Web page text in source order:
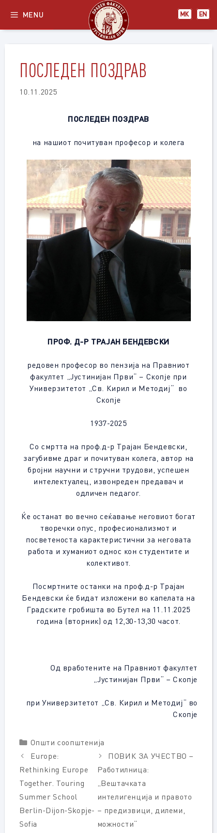
content
МК EN
MENU
ПОСЛЕДЕН ПОЗДРАВ
10.11.2025
ПОСЛЕДЕН ПОЗДРАВ
на нашиот почитуван професор и колега
ПРОФ. Д-Р ТРАЈАН БЕНДЕВСКИ
редовен професор во пензија на Правниот
факултет „Јустинијан Први“ – Скопје при
Универзитетот „Св. Кирил и Методиј“ во
Скопје
1937-2025
Со смртта на проф.д-р Трајан Бендевски,
загубивме драг и почитуван колега, автор на
бројни научни и стручни трудови, успешен
интелектуалец, извонреден предавач и
одличен педагог.
Ќе останат во вечно сеќавање неговиот богат
творечки опус, професионализмот и
посветеноста карактеристични за неговата
работа и хуманиот однос кон студентите и
колективот.
Посмртните останки на проф.д-р Трајан
Бендевски ќе бидат изложени во капелата на
Градските гробишта во Бутел на 11.11.2025
година (вторник) од 12,30-13,30 часот.
Од вработените на Правниот факултет
„Јустинијан Први“ – Скопје
при Универзитетот „Св. Кирил и Методиј“ во
Скопје
Categories
Општи соопштенија
Europe:
Rethinking Europe
Together. Touring
Summer School
Berlin-Dijon-Skopje-
Sofia
ПОВИК ЗА УЧЕСТВО –
Работилница:
„Вештачката
интелигенција и правото
– предизвици, дилеми,
можности“